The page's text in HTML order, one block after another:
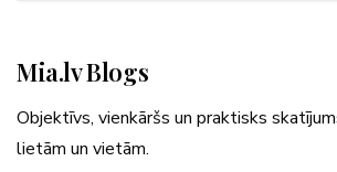
Mia.lv Blogs
Objektīvs, vienkāršs un praktisks
lietām un vietām.